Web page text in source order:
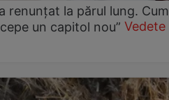
renunțat la părul lung. Cum
un capitol nou” Vedete